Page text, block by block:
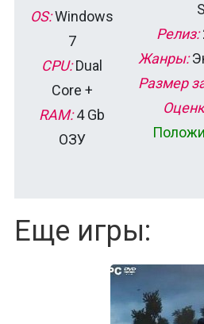
OS:Windows
7
CPU:Dual
Core +
RAM:4 Gb
ОЗУ
Релиз:
Жанры:
Размер
Еще игры: